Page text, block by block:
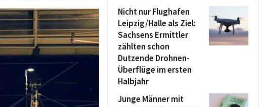
Nicht nur Flughafen
Leipzig/Halle als Ziel:
Sachsens Ermittler
zählten schon
Dutzende Drohnen-
Überflüge im ersten
Halbjahr
Junge Männer mit